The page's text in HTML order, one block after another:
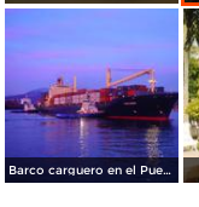
Barco carguero en el Puerto de Manzanillo